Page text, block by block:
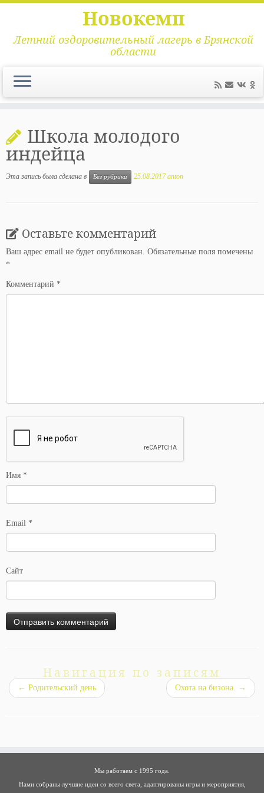
содержимому
Новокемп
Летний оздоровительный лагерь в Брянской
области
Школа молодого
индейца
Эта запись была сделана в Без рубрики 25.08.2017 anton
Оставьте комментарий
Ваш адрес email не будет опубликован. Обязательные поля помечены
*
Комментарий *
Имя *
Email *
Сайт
Навигация по записям
← Родительский день Охота на бизона. →
Мы работаем с 1995 года.
Нами собраны лучшие идеи со всего света, адаптированы игры и мероприятия,